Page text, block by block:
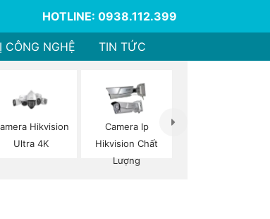
HOTLINE: 0938.112.399
CÔNG NGHỆ TIN TỨC
Hikvision
Ultra 4K
Camera Ip
Hikvision Chất
Lượng